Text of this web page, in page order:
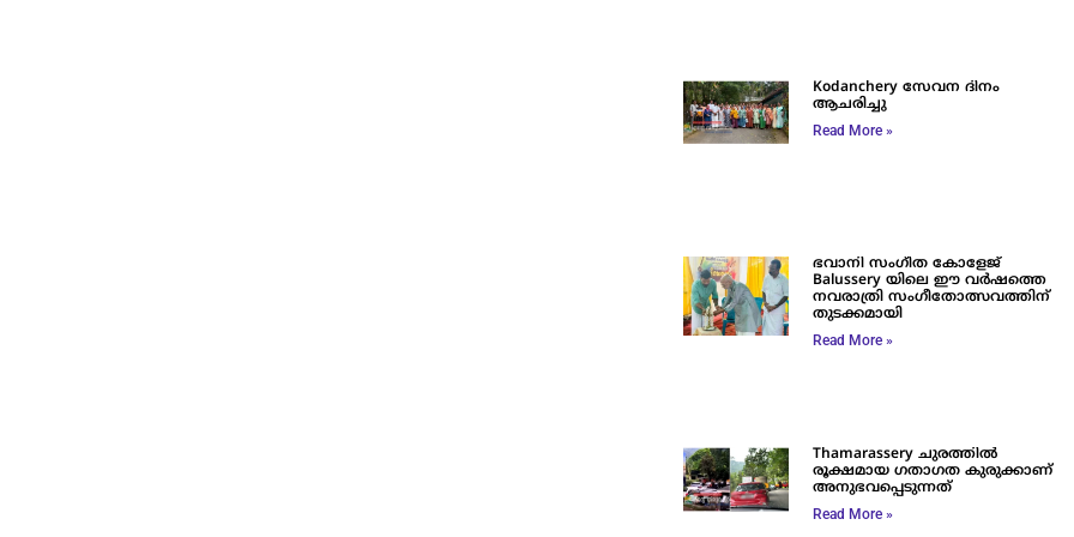
Kodanchery സേവന ദിനം
ആചരിച്ചു
Read More »
ഭവാനി സംഗീത കോളേജ്
Balussery യിലെ ഈ വർഷത്തെ
നവരാത്രി സംഗീതോത്സവത്തിന്
തുടക്കമായി
Read More »
Thamarassery ചുരത്തിൽ
രൂക്ഷമായ ഗതാഗത കുരുക്കാണ്
അനുഭവപ്പെടുന്നത്
Read More »